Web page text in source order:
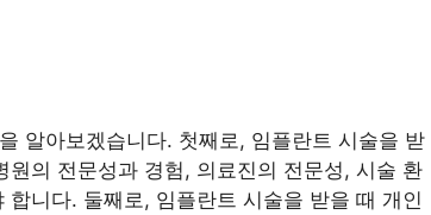
알아보겠습니다. 첫째로, 임플란트 시술을 받
의 전문성과 경험, 의료진의 전문성, 시술 환
니다. 둘째로, 임플란트 시술을 받을 때 개인